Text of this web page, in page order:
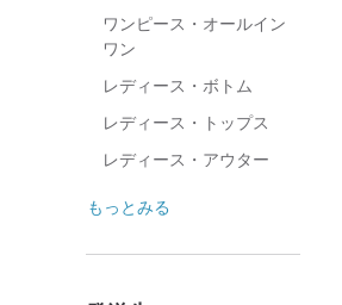
ワンピース・オールイン
ワン
レディース・ボトム
レディース・トップス
レディース・アウター
もっとみる